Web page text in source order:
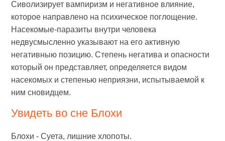
Сиволизирует вампиризм и негативное влияние,
которое направлено на психическое поглощение.
Насекомые-паразиты внутри человека
недвусмысленно указывают на его активную
негативныю позицию. Степень негатива и опасности
который он представляет, определяется видом
насекомых и степенью неприязни, испытываемой к
ним сновидцем.
Увидеть во сне Блохи
Блохи - Суета, лишние хлопоты.